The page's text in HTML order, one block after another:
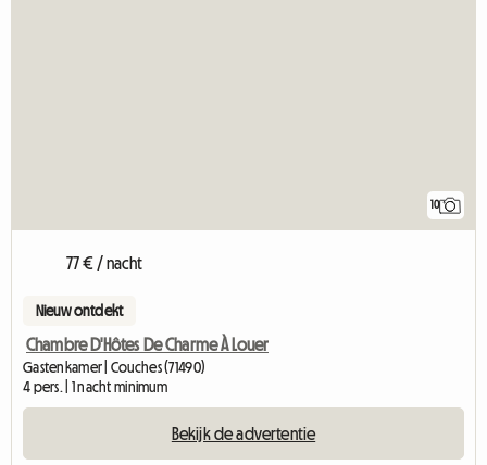
10
77 € / nacht
Nieuw ontdekt
Chambre D'Hôtes De Charme À Louer
Gastenkamer | Couches (71490)
4 pers. | 1 nacht minimum
Bekijk de advertentie